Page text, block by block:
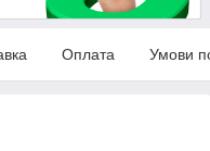
Оплата Умови